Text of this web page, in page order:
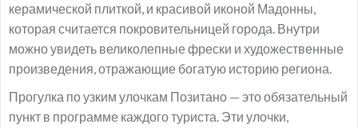
керамической плиткой, и красивой иконой Мадонны,
которая считается покровительницей города. Внутри
можно увидеть великолепные фрески и художественные
произведения, отражающие богатую историю региона.
Прогулка по узким улочкам Позитано — это обязательный
пункт в программе каждого туриста. Эти улочки,